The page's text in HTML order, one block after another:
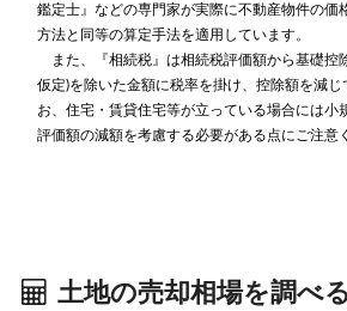
鑑定士』などの専門家が実際に不動産物件の価
方法と同等の算定手法を適用しています。
また、『相続税』は相続税評価額から基礎控
仮定)を除いた金額に税率を掛け、控除額を減
お、住宅・賃貸住宅等が立っている場合には小
評価額の減額を考慮する必要がある点にご注意
土地の売却相場を調べる